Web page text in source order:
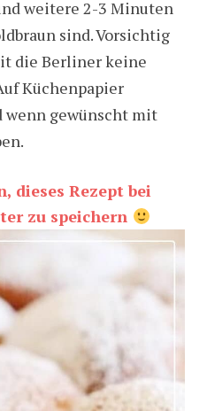
weitere 2-3 Minuten
sind. Vorsichtig
die Berliner keine
Küchenpapier
wenn gewünscht mit
dieses Rezept bei
zu speichern